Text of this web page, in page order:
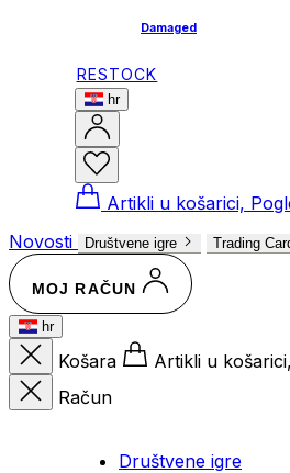
Damaged
RESTOCK
hr
Artikli u košarici,
Novosti
Društvene igre Trading
MOJ RAČUN
hr
Košara
Artikli u
Račun
Društvene igre